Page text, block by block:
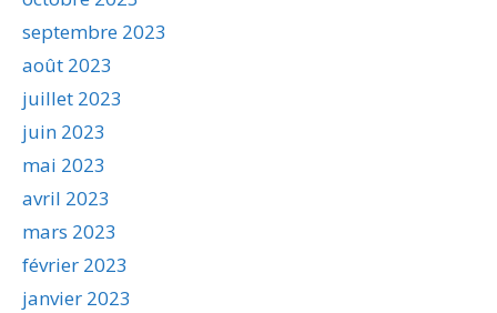
septembre 2023
août 2023
juillet 2023
juin 2023
mai 2023
avril 2023
mars 2023
février 2023
janvier 2023